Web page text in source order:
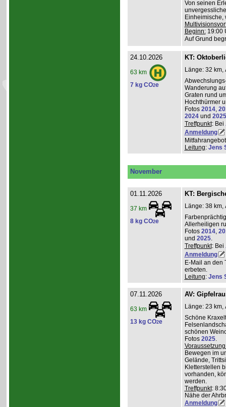
Von seinen
Einheimische,
Beginn:19:00
Auf Grund
24.10.2026
63 km
7 kg CO2e
KT:
Länge: 32 km,
Wanderung
Graten rund
Hochthürmer
Fotos 2014,
2024und 2025
Treffpunkt: Bei
Anmeldung
Leitung: Jens
November
01.11.2026
37 km
8 kg CO2e
KT:
Länge: 38 km,
Allerheiligen
Fotos 2014,
und 2025.
Treffpunkt: Bei
Anmeldung
E-Mail an den
erbeten.
Leitung: Jens
07.11.2026
63 km
13 kg CO2e
AV:
Länge: 23 km,
Schöne
schönen
Fotos 2025.
Bewegen im
Gelände,
Kletterstellen
vorhanden,
werden.
Treffpunkt:
Nähe der
Anmeldung